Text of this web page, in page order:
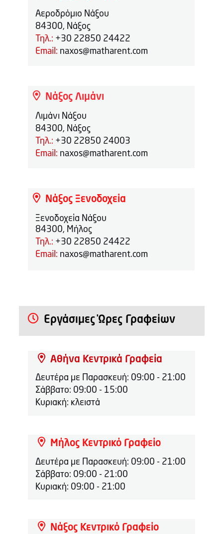
Αεροδρόμιο Νάξου
84300, Νάξος
Τηλ.: +30 22850 24422
Email: naxos@matharent.com
Νάξος Λιμάνι
Λιμάνι Νάξου
84300, Νάξος
Τηλ.: +30 22850 24003
Email: naxos@matharent.com
Νάξος Ξενοδοχεία
Ξενοδοχεία Νάξου
84300, Μήλος
Τηλ.: +30 22850 24422
Email: naxos@matharent.com
Εργάσιμες Ώρες Γραφείων
Αθήνα Κεντρικά Γραφεία
Δευτέρα με Παρασκευή: 09:00 - 21:00
Σάββατο: 09:00 - 15:00
Κυριακή: κλειστά
Μήλος Κεντρικό Γραφείο
Δευτέρα με Παρασκευή: 09:00 - 21:00
Σάββατο: 09:00 - 21:00
Κυριακή: 09:00 - 21:00
Νάξος Κεντρικό Γραφείο